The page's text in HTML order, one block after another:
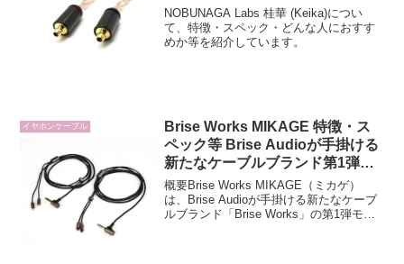
かな響きを実現 ケーブル
NOBUNAGA Labs 桂華 (Keika)につい
て、特徴・スペック・どんな人におすす
めか等を紹介しています。
イヤホンケーブル
Brise Works MIKAGE 特徴・ス
ペック等 Brise Audioが手掛ける
新たなケーブルブランド第1弾モ
デル
概要Brise Works MIKAGE（ミカゲ）
は、Brise Audioが手掛ける新たなケーブ
ルブランド「Brise Works」の第1弾モデ